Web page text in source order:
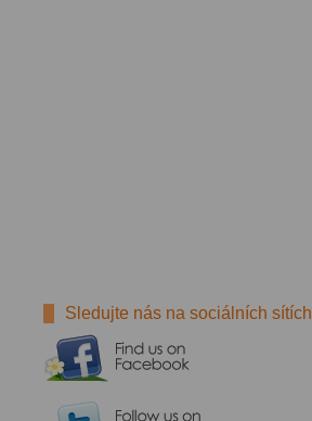
Sledujte nás na sociálních sítích